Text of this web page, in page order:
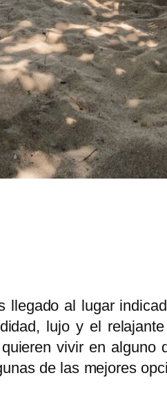
al lugar
lujo y el
vivir en
de las mejores